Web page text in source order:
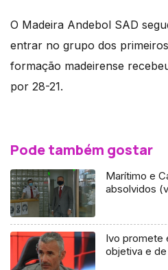
O Madeira Andebol SAD
entrar no grupo dos
formação madeirense
por 28-21.
Pode também gostar
Marítimo e
absolvidos
Ivo promete
objetiva e